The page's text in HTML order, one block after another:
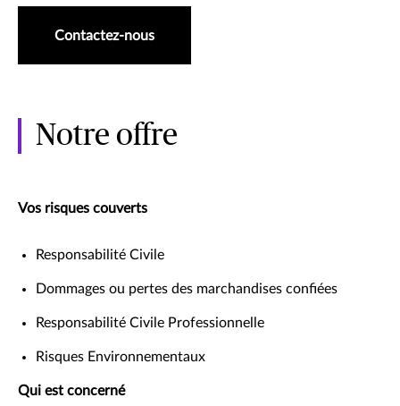
Contactez-nous
Notre offre
Vos risques couverts
Responsabilité Civile
Dommages ou pertes des marchandises confiées
Responsabilité Civile Professionnelle
Risques Environnementaux
Qui est concerné